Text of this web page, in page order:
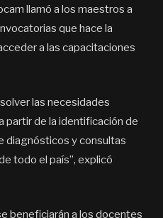
llamó a los maestros a
que hace la
a las capacitaciones
las necesidades
partir de la identificación de
diagnósticos y consultas
todo el país”, explicó
beneficiarán a los docentes